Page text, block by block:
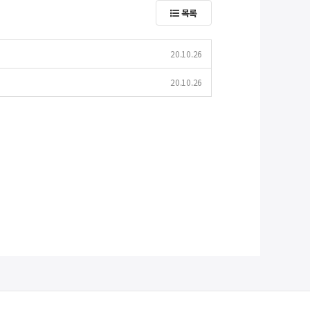
목록
20.10.26
20.10.26